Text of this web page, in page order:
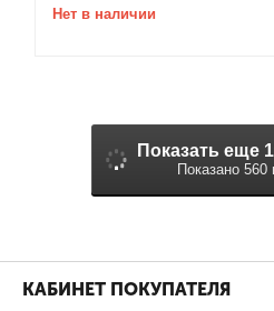
Нет в наличии
Показано 560
КАБИНЕТ ПОКУПАТЕЛЯ